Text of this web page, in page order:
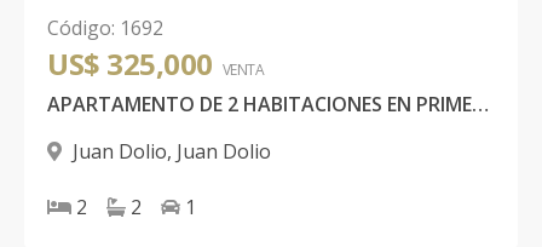
Código: 1692
US$ 325,000 VENTA
APARTAMENTO DE 2 HABITACIONES EN PRIMERA LÍNEA DE PLAYA, EN COSTA DEL SOL JUAN DOLIO
Juan Dolio, Juan Dolio
2 2 1